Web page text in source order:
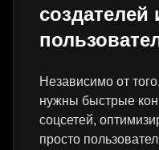
Независимо от
нужны быстрые
соцсетей,
просто